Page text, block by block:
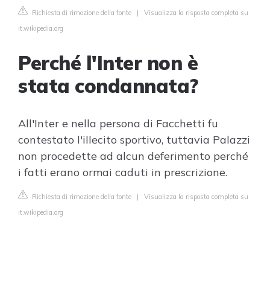
Richiesta di rimozione della fonte | Visualizza la risposta completa su
it.wikipedia.org
Perché l'Inter non è
stata condannata?
All'Inter e nella persona di Facchetti fu
contestato l'illecito sportivo, tuttavia Palazzi
non procedette ad alcun deferimento perché
i fatti erano ormai caduti in prescrizione.
Richiesta di rimozione della fonte | Visualizza la risposta completa su
it.wikipedia.org